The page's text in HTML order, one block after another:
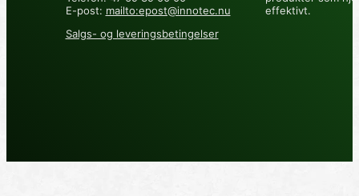
ADDITIVER
VERKTØY OG TILBEHØR
E-post: mailto:epost@innotec.nu
Salgs- og leveringsbetingelser
effektivt.